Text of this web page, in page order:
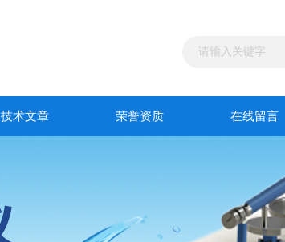
技术文章 荣誉资质 在线留言